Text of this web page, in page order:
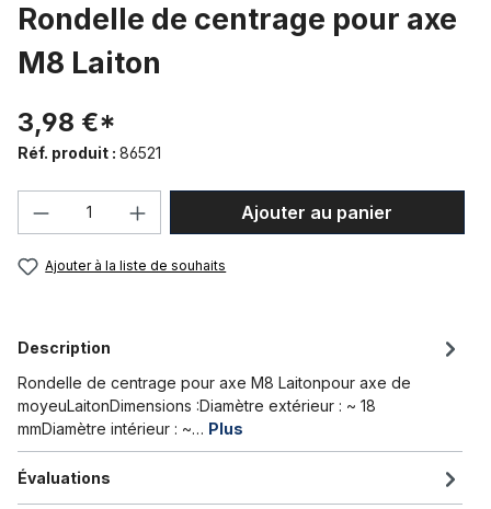
Rondelle de centrage pour axe
M8 Laiton
3,98 €*
Réf. produit : 86521
Quantité de produit : Entrez la
Ajouter au panier
Ajouter à la liste de souhaits
Description
Rondelle de centrage pour axe M8 Laitonpour axe de
moyeuLaitonDimensions :Diamètre extérieur : ~ 18
mmDiamètre intérieur : ~… Plus
Évaluations